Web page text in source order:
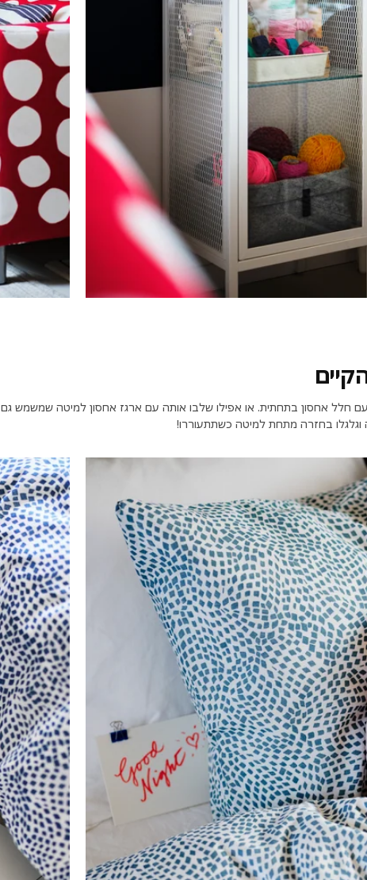
חלל אחסון בתחתית. או אפילו שלבו אותה עם ארגז אחסון למיטה שמשמש גם
וגלגלו בחזרה מתחת למיטה כשתתעוררו!